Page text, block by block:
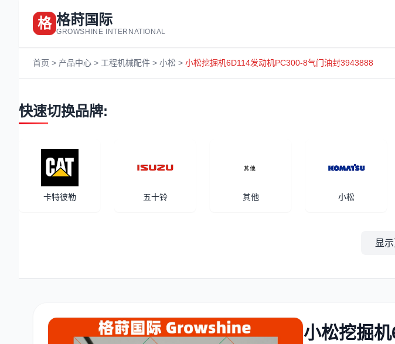
格 格莳国际
GROWSHINE INTERNATIONAL
首页 > 产品中心 > 工程机械配件 > 小松 > 小松挖掘机6D114发动机PC300-8气门油封3943888
快速切换品牌:
卡特彼勒 五十铃 其他 小松
显
小松挖掘